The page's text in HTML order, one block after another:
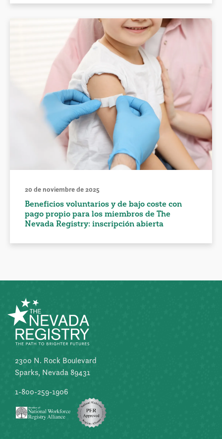
20 de noviembre de 2025
Beneficios voluntarios y de bajo coste con
pago propio para los miembros de The
Nevada Registry: inscripción abierta
2300 N. Rock Boulevard
Sparks, Nevada 89431
1-800-259-1906